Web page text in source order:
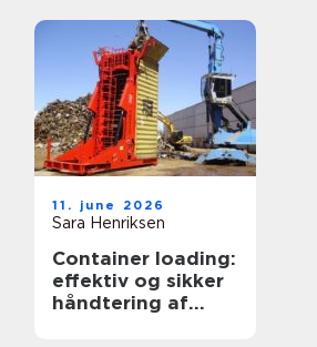
11. june 2026
Sara Henriksen
Container loading:
effektiv og sikker
håndtering af